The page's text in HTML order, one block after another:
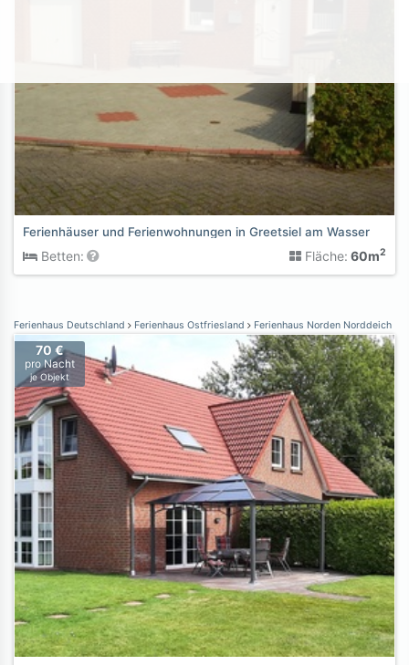
Ferienhäuser und Ferienwohnungen in Greetsiel am Wasser
Betten: Fläche: 60m2
Ferienhaus Deutschland Ferienhaus Ostfriesland Ferienhaus Norden Norddeich
70 €
pro Nacht
je Objekt